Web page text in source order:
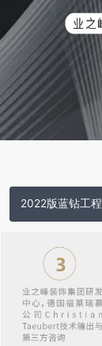
2022版蓝钻工程